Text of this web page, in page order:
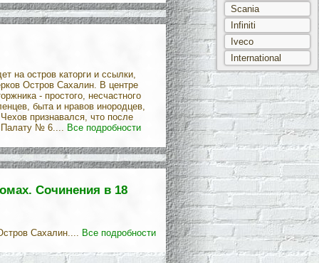
Scania
Infiniti
Iveco
International
на остров каторги и ссылки,
Остров Сахалин. В центре
- простого, несчастного
быта и нравов инородцев,
признавался, что после
Палату № 6.... Все подробности
Сочинения в 18
Сахалин.... Все подробности